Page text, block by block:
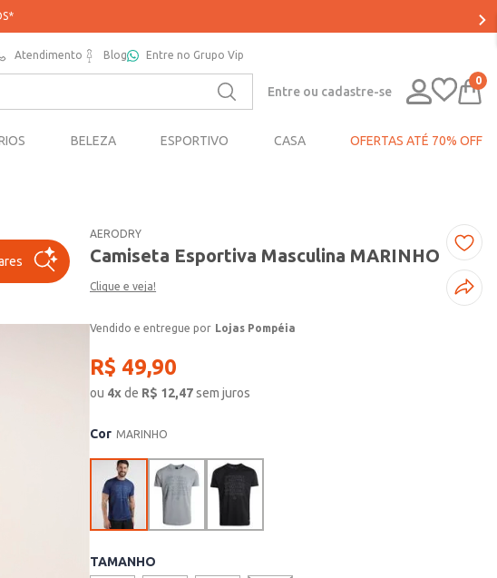
APP*
Atendimento Blog Entre no Grupo Vip
Entre ou cadastre-se
0
BELEZA ESPORTIVO CASA OFERTAS ATÉ 70% OFF
AERODRY
Camiseta Esportiva Masculina MARINHO
Clique e veja!
Lojas Pompéia
R$ 49,90
ou 4xde R$ 12,47sem juros
Cor MARINHO
TAMANHO